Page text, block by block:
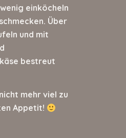
einköcheln
Über
und mit
bestreut
mehr viel zu
Appetit!